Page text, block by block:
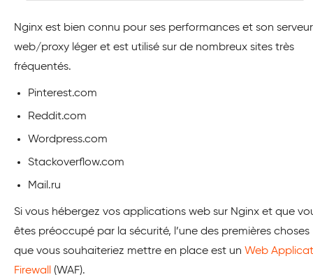
Nginx est bien connu pour ses performances et son serveur
web/proxy léger et est utilisé sur de nombreux sites très
fréquentés.
Pinterest.com
Reddit.com
Wordpress.com
Stackoverflow.com
Mail.ru
Si vous hébergez vos applications web sur Nginx et que
êtes préoccupé par la sécurité, l’une des premières choses
que vous souhaiteriez mettre en place est un Web
Firewall
(WAF).